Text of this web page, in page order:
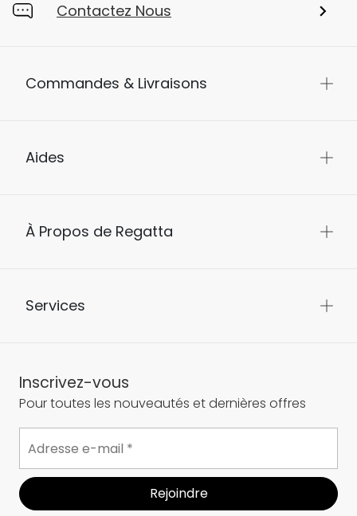
Contactez Nous
Commandes & Livraisons
Aides
À Propos de Regatta
Services
Inscrivez-vous
Pour toutes les nouveautés et dernières offres